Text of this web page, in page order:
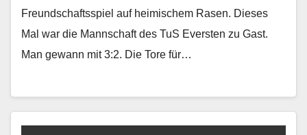
Freundschaftsspiel auf heimischem Rasen. Dieses
Mal war die Mannschaft des TuS Eversten zu Gast.
Man gewann mit 3:2. Die Tore für…